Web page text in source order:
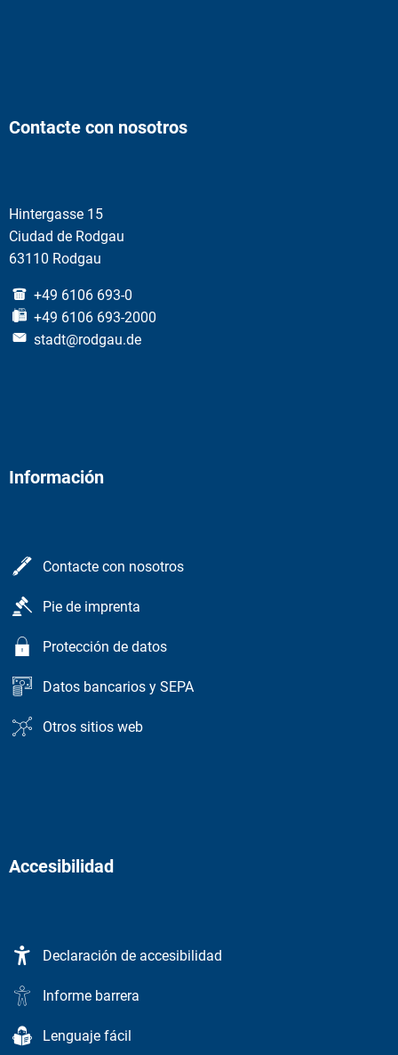
Contacte con nosotros
Hintergasse 15
Ciudad de Rodgau
63110 Rodgau
+49 6106 693-0
+49 6106 693-2000
stadt@rodgau.de
Información
Contacte con nosotros
Pie de imprenta
Protección de datos
Datos bancarios y SEPA
Otros sitios web
Accesibilidad
Declaración de accesibilidad
Informe barrera
Lenguaje fácil